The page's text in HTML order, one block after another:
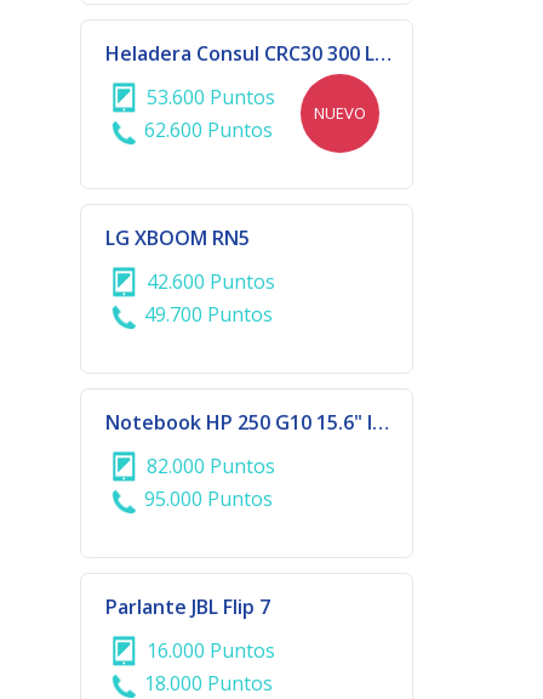
Heladera Consul CRC30 300 LTS 1P F/H
53.600 Puntos
62.600 Puntos
NUEVO
LG XBOOM RN5
42.600 Puntos
49.700 Puntos
Notebook HP 250 G10 15.6" I3, 8GB de RAM, 256GB SSD, W11
82.000 Puntos
95.000 Puntos
Parlante JBL Flip 7
16.000 Puntos
18.000 Puntos